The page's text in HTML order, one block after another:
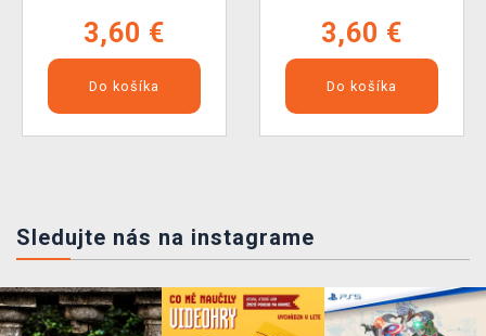
3,60 €
Do košíka
3,60 €
Do košíka
Sledujte nás na instagrame